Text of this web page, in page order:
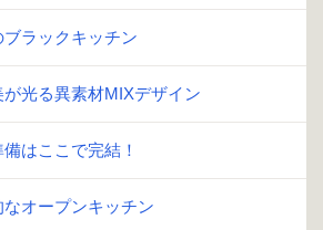
ブラックキッチン
が光る異素材MIXデザイン
はここで完結！
なオープンキッチン